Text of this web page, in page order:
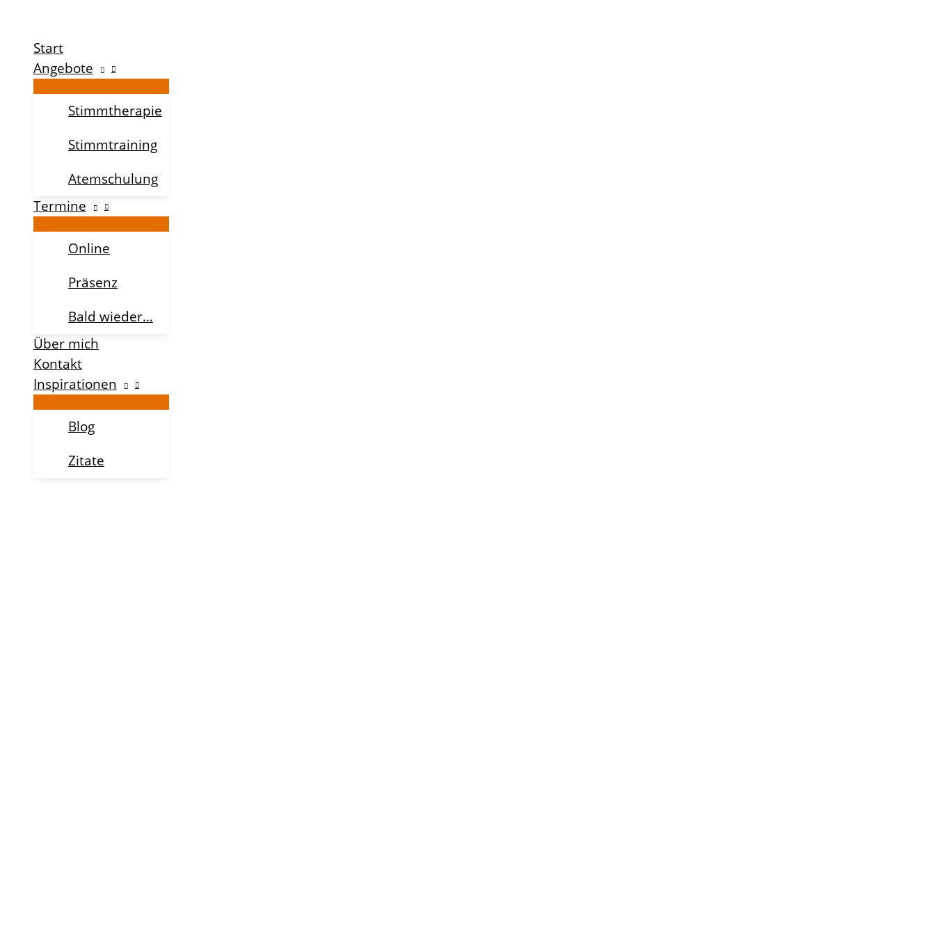
springen
Start
Angebote
Stimmtherapie
Stimmtraining
Atemschulung
Termine
Online
Präsenz
Bald wieder…
Über mich
Kontakt
Inspirationen
Blog
Zitate